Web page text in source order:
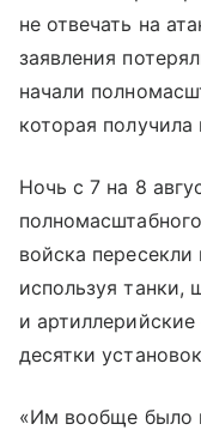
не отвечать на
заявления
начали
которая получила
Ночь с 7 на 8
войска
используя
и
десятки
«Им вообще было